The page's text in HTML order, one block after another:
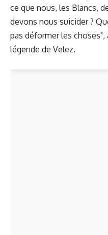
ce que nous, les Blancs,
devons nous suicider ?
pas déformer les
légende de Velez.